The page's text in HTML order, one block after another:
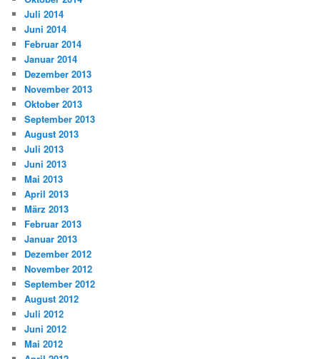
Juli 2014
Juni 2014
Februar 2014
Januar 2014
Dezember 2013
November 2013
Oktober 2013
September 2013
August 2013
Juli 2013
Juni 2013
Mai 2013
April 2013
März 2013
Februar 2013
Januar 2013
Dezember 2012
November 2012
September 2012
August 2012
Juli 2012
Juni 2012
Mai 2012